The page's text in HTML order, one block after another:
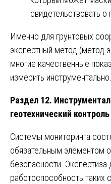
свидетельствовать о
Именно для грунтовых
экспертный метод (метод
многие качественные
измерить инструментально.
Раздел 12.
геотехнический контроль
Системы мониторинга
обязательным элементом
безопасности.
работоспособность